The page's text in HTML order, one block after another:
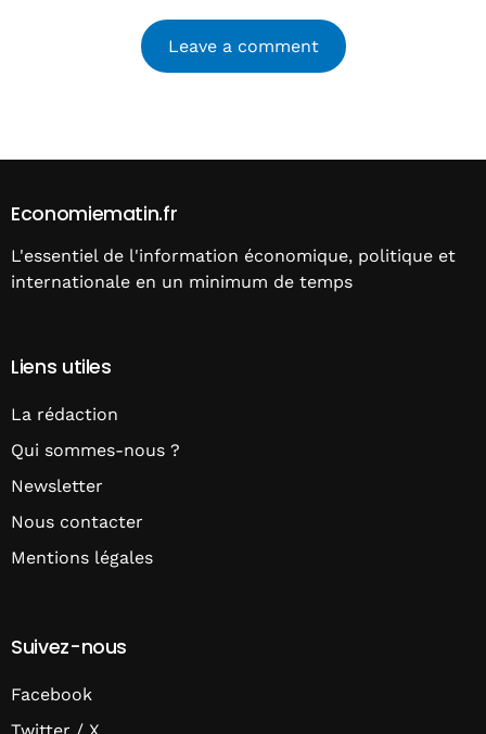
Economiematin.fr
L'essentiel de l'information économique, politique et
internationale en un minimum de temps
Liens utiles
La rédaction
Qui sommes-nous ?
Newsletter
Nous contacter
Mentions légales
Suivez-nous
Facebook